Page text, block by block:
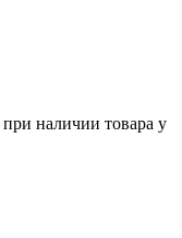
наличии товара у